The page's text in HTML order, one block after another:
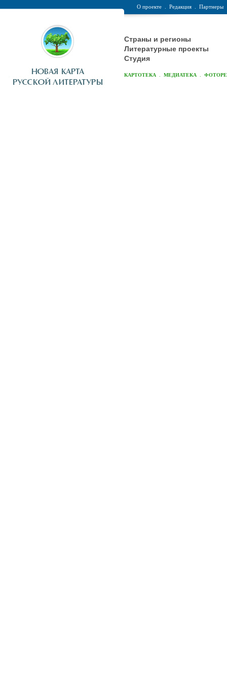
О проекте Редакция Партнеры
Страны и регионы
Литературные проекты
Студия
КАРТОТЕКА МЕДИАТЕКА